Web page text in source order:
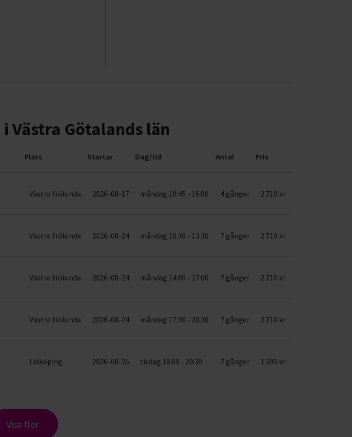
i Västra Götalands län
Plats Startar Dag/tid Antal Pris
Västra frölunda 2026-08-17 måndag 10:45 - 16:00 4 gånger 2 710 kr
Västra frölunda 2026-08-24 måndag 10:30 - 13:30 7 gånger 2 710 kr
Västra frölunda 2026-08-24 måndag 14:00 - 17:00 7 gånger 2 710 kr
Västra frölunda 2026-08-24 måndag 17:30 - 20:30 7 gånger 2 710 kr
Lidköping 2026-08-25 tisdag 18:00 - 20:30 7 gånger 1 395 kr
Visa fler